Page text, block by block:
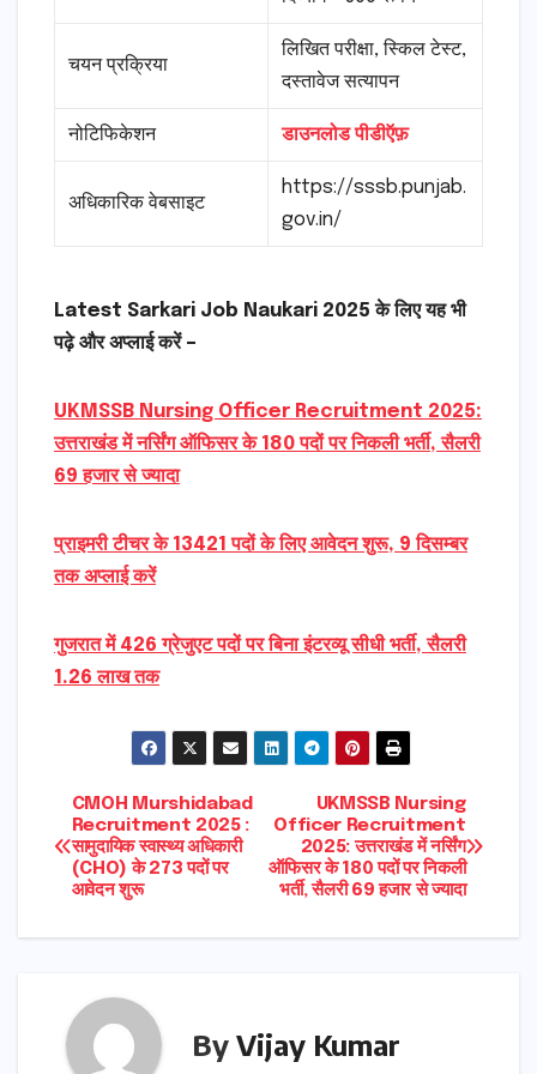
चयन प्रक्रिया
लिखित परीक्षा, स्किल टेस्ट,
दस्तावेज सत्यापन
नोटिफिकेशन डाउनलोड पीडीऍफ़
अधिकारिक वेबसाइट
https://sssb.punjab.
gov.in/
Latest Sarkari Job Naukari 2025 के लिए यह भी
पढ़े और अप्लाई करें –
UKMSSB Nursing Officer Recruitment 2025:
उत्तराखंड में नर्सिंग ऑफिसर के 180 पदों पर निकली भर्ती, सैलरी
69 हजार से ज्यादा
प्राइमरी टीचर के 13421 पदों के लिए आवेदन शुरू, 9 दिसम्बर
तक अप्लाई करें
गुजरात में 426 ग्रेजुएट पदों पर बिना इंटरव्यू सीधी भर्ती, सैलरी
1.26 लाख तक
Post
navigation
UKMSSB Nursing
Officer Recruitment
2025: उत्तराखंड में नर्सिंग
ऑफिसर के 180 पदों पर निकली
भर्ती, सैलरी 69 हजार से ज्यादा
CMOH Murshidabad
Recruitment 2025 :
सामुदायिक स्वास्थ्य अधिकारी
(CHO) के 273 पदों पर
आवेदन शुरू
By Vijay Kumar